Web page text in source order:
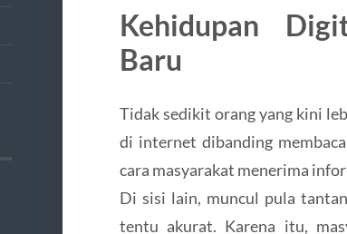
Kehidupan
Baru
Tidak sedikit orang yang kini
di internet dibanding
cara masyarakat menerima
Di sisi lain, muncul pula
tentu akurat. Karena itu,